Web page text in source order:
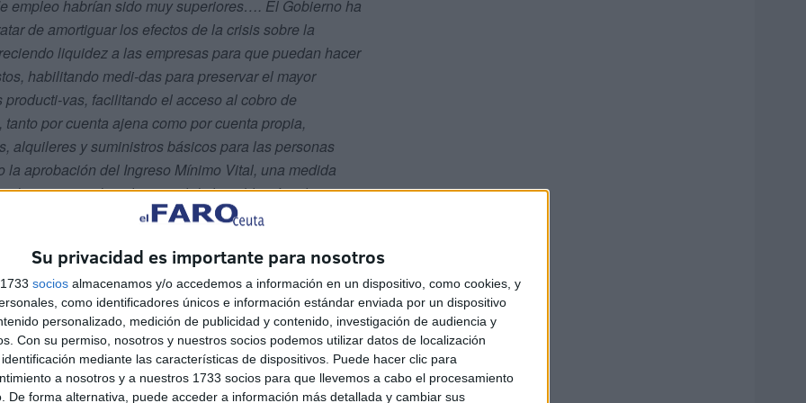
Su privacidad es importante para nosotros
socios almacenamos y/o accedemos a información en un dispositivo, como cookies, y
como identificadores únicos e información estándar enviada por un dispositivo
personalizado, medición de publicidad y contenido, investigación de audiencia y
Con su permiso, nosotros y nuestros socios podemos utilizar datos de localización
mediante las características de dispositivos. Puede hacer clic para
a nosotros y a nuestros 1733 socios para que llevemos a cabo el procesamiento
De forma alternativa, puede acceder a información más detallada y cambiar sus
empleo habrían sido muy superiores…. El Gobierno ha
de amortiguar los efectos de la crisis sobre la
liquidez a las empresas para que puedan hacer
habilitando medi-das para preservar el mayor
vas, facilitando el acceso al cobro de
por cuenta ajena como por cuenta propia,
alquileres y suministros básicos para las personas
aprobación del Ingreso Mínimo Vital, una medida
de un nuevo derecho social de la población, clave para
y pobreza.”
último mes, situándose el número medio de afiliados
repunte apuntado al principio. El paro registrado sufre
sectores, destacarían los servicios, que suben el paro
personas y, por primera vez, en industria en 262
Es destacable que el repunte del paro afecta
las mujeres. Se produce un incremento muy fuerte